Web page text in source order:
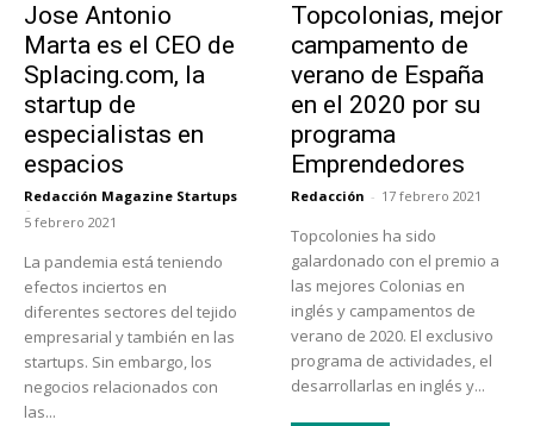
Jose Antonio
Marta es el CEO de
Splacing.com, la
startup de
especialistas en
espacios
Redacción Magazine Startups
-
5 febrero 2021
La pandemia está teniendo
efectos inciertos en
diferentes sectores del tejido
empresarial y también en las
startups. Sin embargo, los
negocios relacionados con
las...
Topcolonias, mejor
campamento de
verano de España
en el 2020 por su
programa
Emprendedores
Redacción - 17 febrero 2021
Topcolonies ha sido
galardonado con el premio a
las mejores Colonias en
inglés y campamentos de
verano de 2020. El exclusivo
programa de actividades, el
desarrollarlas en inglés y...